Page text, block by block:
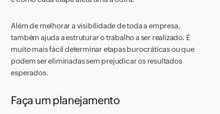
Além de melhorar a visibilidade de toda a empresa,
também ajuda a estruturar o trabalho a ser realizado. É
muito mais fácil determinar etapas burocráticas ou que
podem ser eliminadas sem prejudicar os resultados
esperados.
Faça um planejamento